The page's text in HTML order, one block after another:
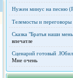
Нужен минус на песню
Телемосты и переговоры
Сказка "Братья наши
впечатле
Сценарий готовый
Мне очень